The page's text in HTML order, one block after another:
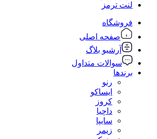
لنت ترمز
فروشگاه
صفحه اصلی
آرشیو بلاگ
سوالات متداول
برندها
رنو
ایساکو
کروز
داچیا
سایپا
زیمر